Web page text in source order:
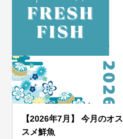
【2026年7月】 今月のオス
スメ鮮魚